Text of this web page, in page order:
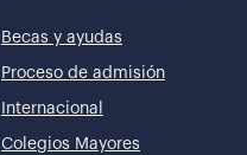
Becas y ayudas
Proceso de admisión
Internacional
Colegios Mayores